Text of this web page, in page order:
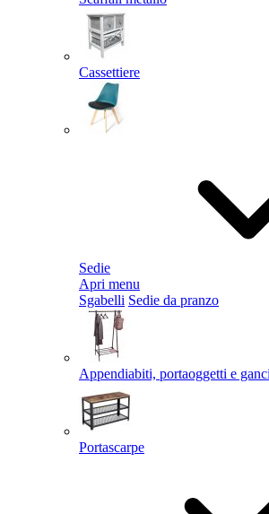
Cassettiere
Sedie
Apri menu
Sgabelli Sedie da pranzo
Appendiabiti, portaoggetti e ganci
Portascarpe